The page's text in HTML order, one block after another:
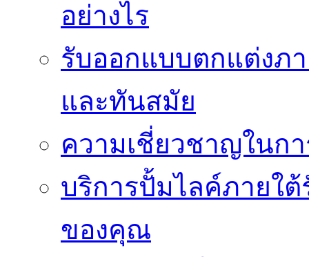
อย่างไร
รับออกแบบตกแต่งภ
และทันสมัย
ความเชี่ยวชาญในก
บริการปั้มไลค์ภายใต้
ของคุณ